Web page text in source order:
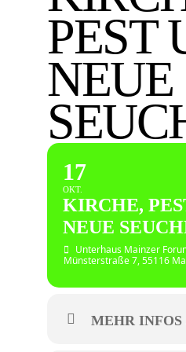
PEST
NEUE
17
OKT.
KIRCHE,
NEUE
Unterhaus Mainzer
Münsterstraße 7, 55116
MEHR